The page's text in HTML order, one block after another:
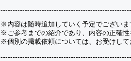
※内容は随時追加していく予定でございま
※ご参考までの紹介であり、内容の正確性
※個別の掲載依頼については、お受けして